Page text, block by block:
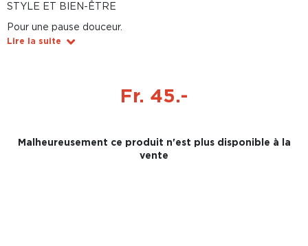
STYLE ET BIEN-ÊTRE
Pour une pause douceur.
Lire la suite
Fr. 45.-
Malheureusement ce produit n'est plus disponible à la
vente